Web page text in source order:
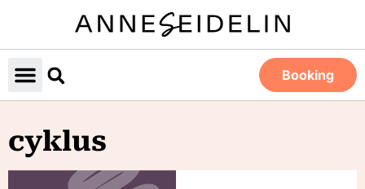
Booking
cyklus